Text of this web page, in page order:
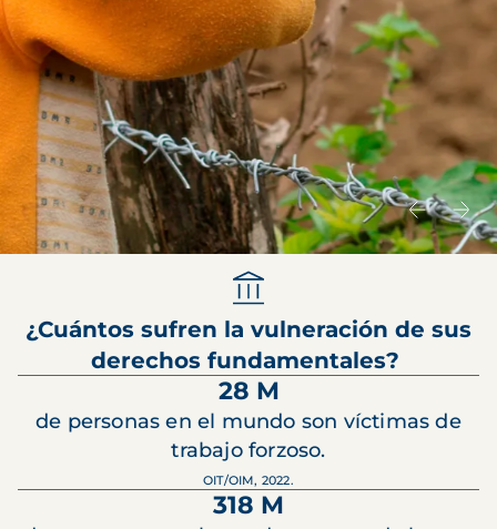
¿Cuántos sufren la vulneración de sus
derechos fundamentales?
28 M
de personas en el mundo son víctimas de
trabajo forzoso.
OIT/OIM, 2022.
318 M